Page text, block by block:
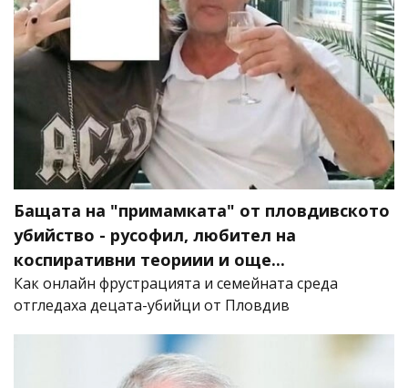
Бащата на "примамката" от пловдивското
убийство - русофил, любител на
коспиративни теориии и още...
Как онлайн фрустрацията и семейната среда
отгледаха децата-убийци от Пловдив